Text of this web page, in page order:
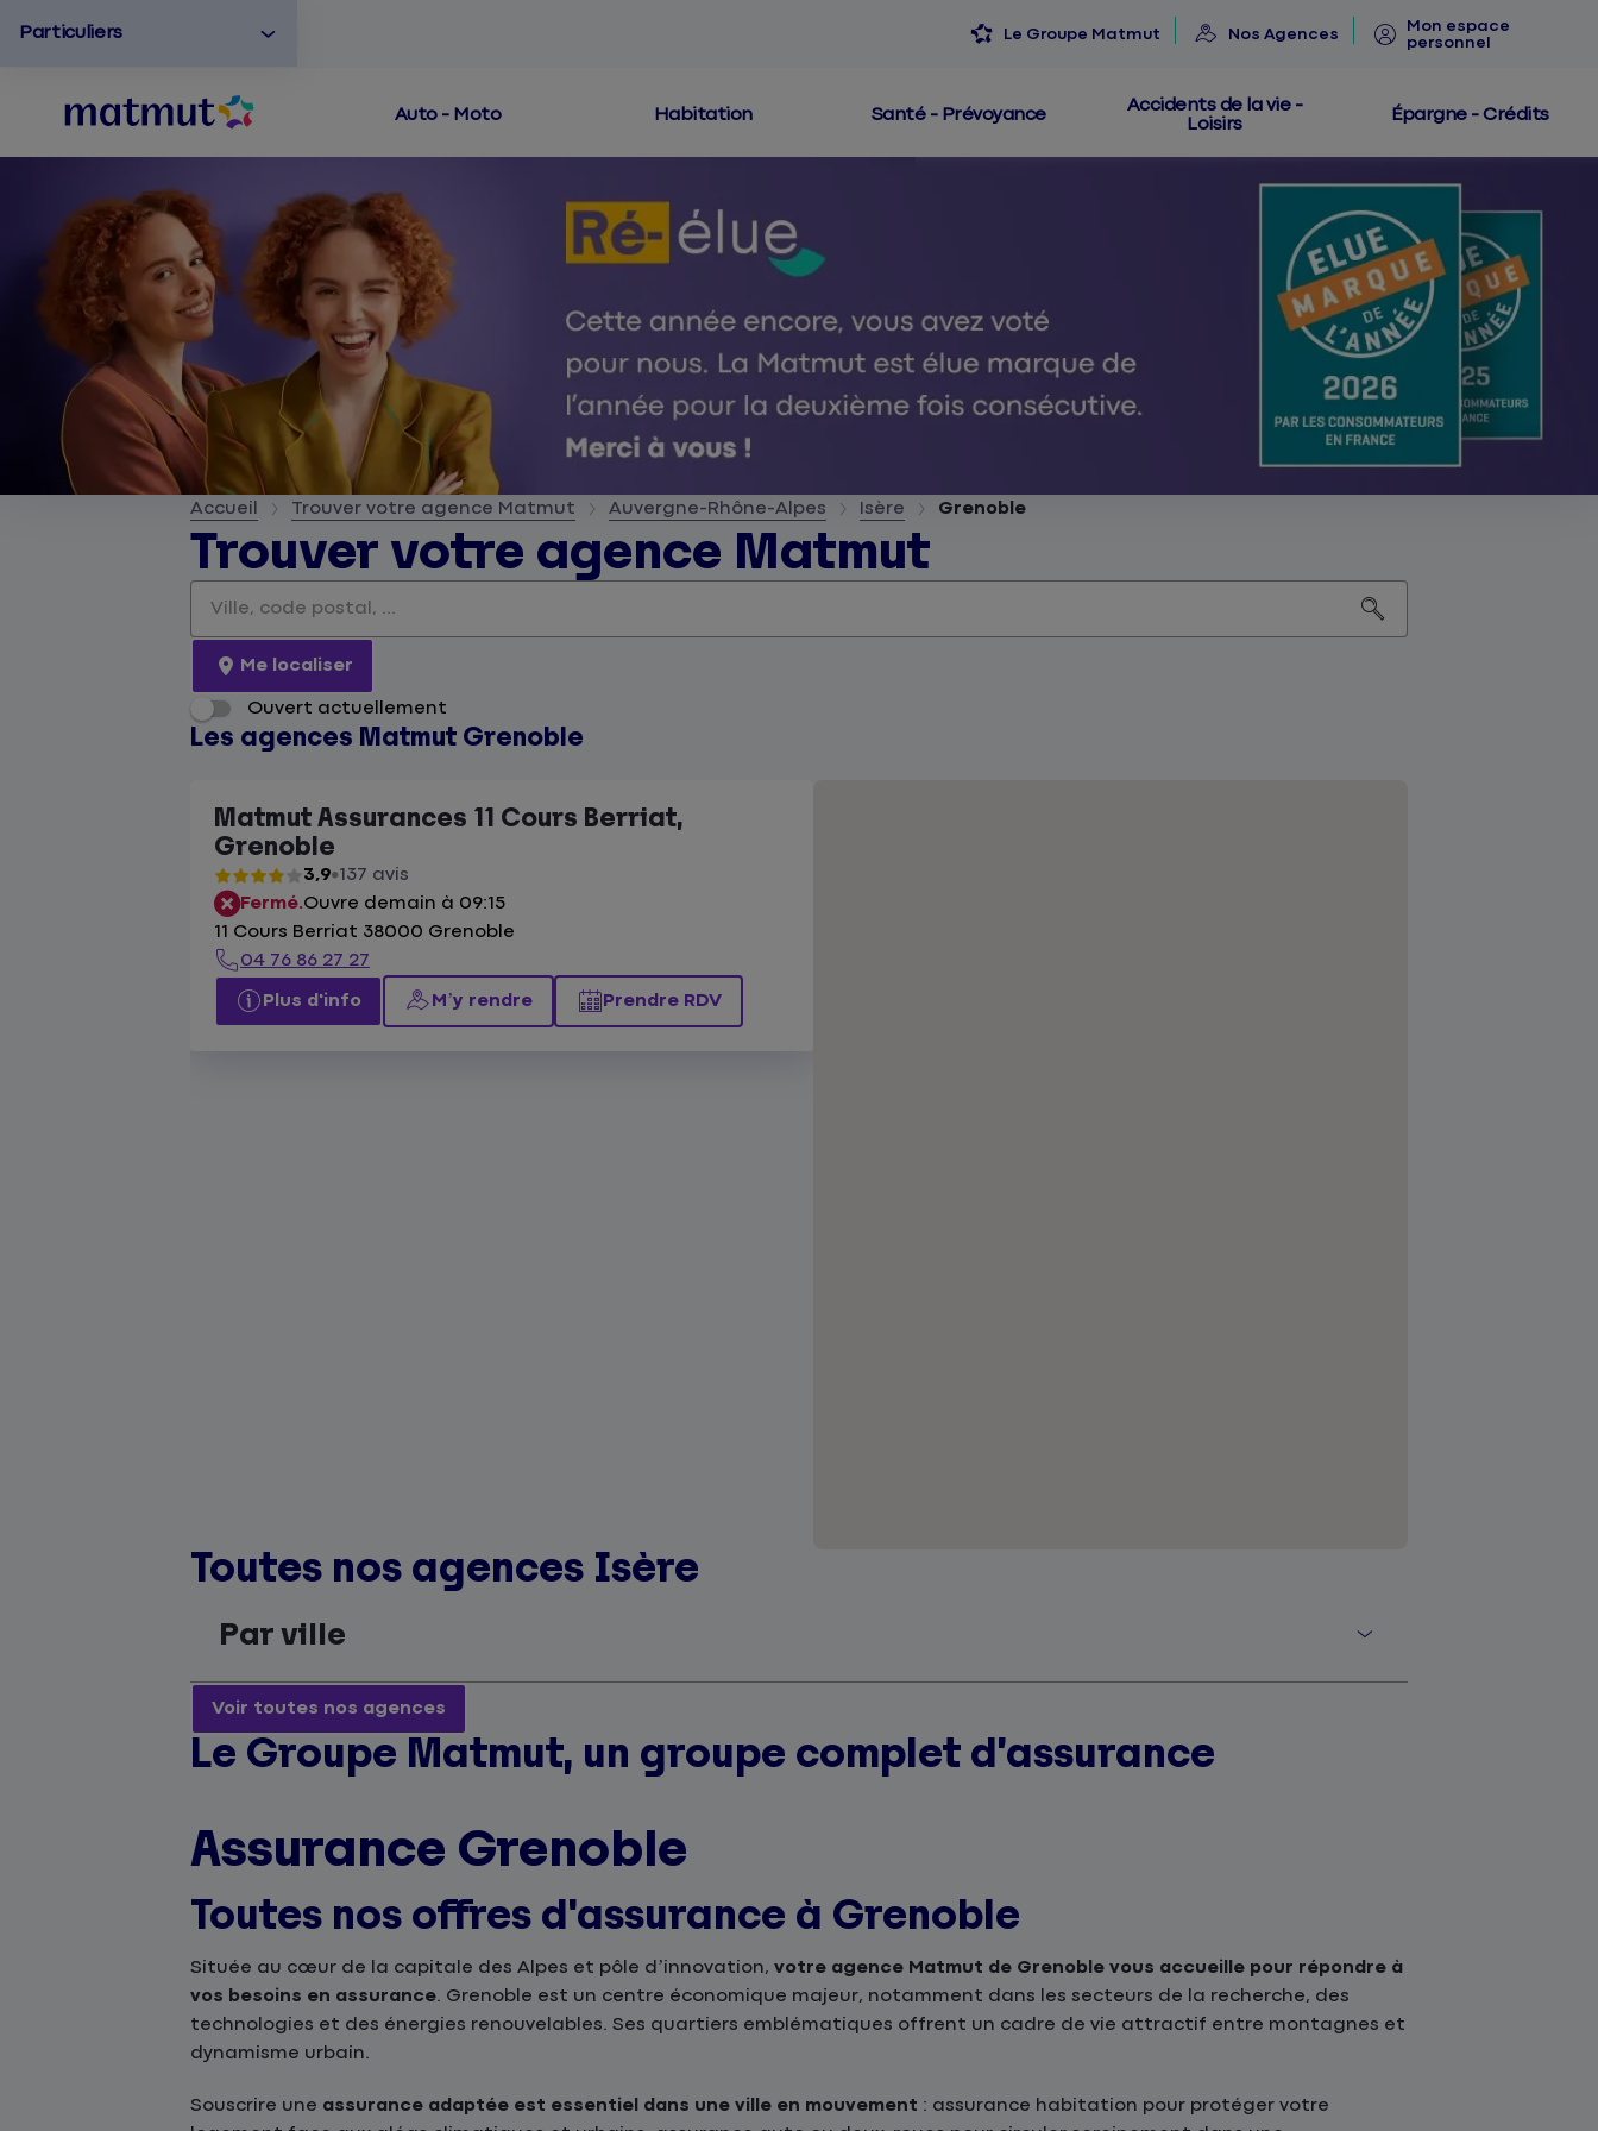
Particuliers Le Groupe Matmut Nos Agences
Mon espace
personnel
Auto - Moto Habitation Santé - Prévoyance
Accidents de la vie -
Loisirs
Épargne - Crédits
Accueil Trouver votre agence Matmut Auvergne-Rhône-Alpes Isère Grenoble
Trouver votre agence Matmut
Veuillez renseigner une adresse
Me localiser
Ouvert actuellement
Les agences Matmut Grenoble
Matmut Assurances 11 Cours Berriat,
Grenoble
3,9 137 avis
Fermé.Ouvre demain à 09:15
11 Cours Berriat 38000 Grenoble
04 76 86 27 27
Plus d'info
M’y rendre Prendre RDV
Toutes nos agences Isère
Par ville
Voir toutes nos agences
Le Groupe Matmut, un groupe complet d’assurance
Assurance Grenoble
Toutes nos offres d'assurance à Grenoble
Située au cœur de la capitale des Alpes et pôle d’innovation, votre agence Matmut de Grenoble vous accueille pour répondre à
vos besoins en assurance. Grenoble est un centre économique majeur, notamment dans les secteurs de la recherche, des
technologies et des énergies renouvelables. Ses quartiers emblématiques offrent un cadre de vie attractif entre montagnes et
dynamisme urbain.
Souscrire une assurance adaptée est essentiel dans une ville en mouvement : assurance habitation pour protéger votre